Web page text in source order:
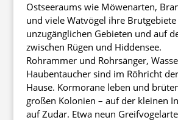
Ostseeraums wie Möwenarten,
und viele Watvögel ihre
unzugänglichen Gebieten und auf
zwischen Rügen und Hiddensee.
Rohrammer und Rohrsänger,
Haubentaucher sind im Röhricht
Hause. Kormorane leben und
großen Kolonien – auf der kleinen
auf Zudar. Etwa neun